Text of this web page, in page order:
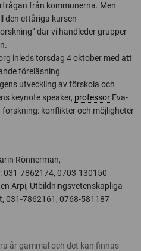
från kommunerna. Men
den ettåriga kursen
där vi handleder grupper
inleds torsdag 4 oktober med att
föreläsning
utveckling av förskola och
keynote speaker, professor Eva-
forskning: konflikter och möjligheter
Rönnerman,
031-7862174, 0703-130150
Arpi, Utbildningsvetenskapliga
031-7862161, 0768-581187
år gammal och det kan finnas